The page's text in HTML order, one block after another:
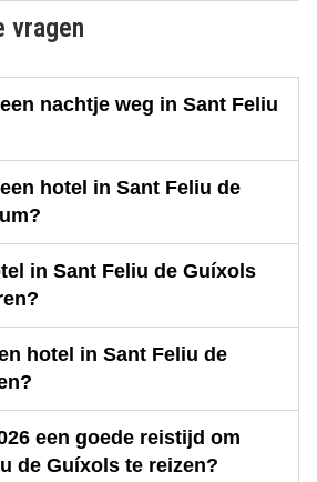
vragen
nachtje weg in Sant Feliu
hotel in Sant Feliu de
in Sant Feliu de Guíxols
hotel in Sant Feliu de
een goede reistijd om
de Guíxols te reizen?